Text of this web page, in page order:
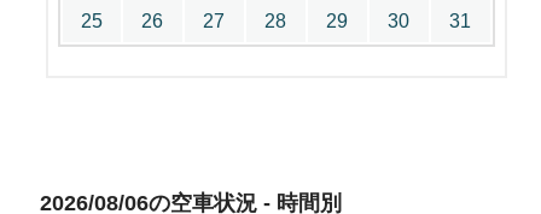
25 26 27 28 29 30 31
2026/08/06の空車状況 - 時間別